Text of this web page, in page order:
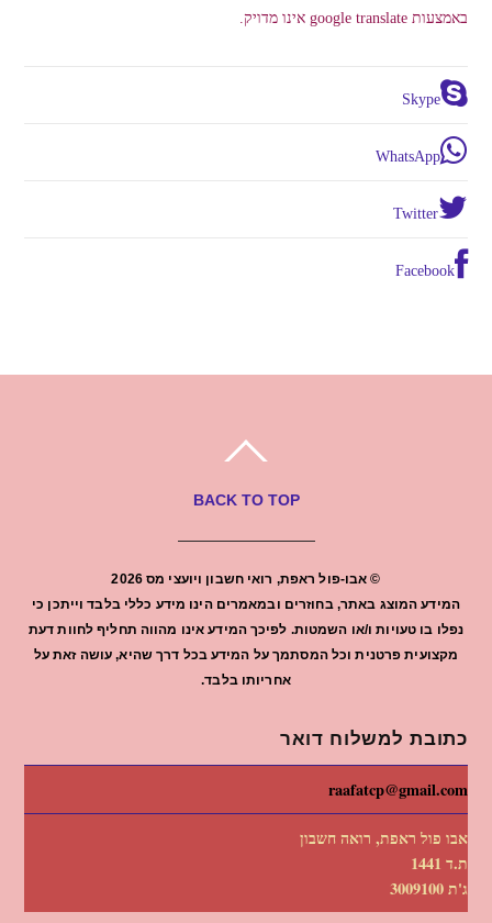
באמצעות google translate אינו מדויק.
Skype
WhatsApp
Twitter
Facebook
BACK TO TOP
© אבו-פול ראפת, רואי חשבון ויועצי מס2026
המידע המוצג באתר, בחוזרים ובמאמרים הינו מידע כללי בלבד וייתכן כי
נפלו בו טעויות ו/או השמטות. לפיכך המידע אינו מהווה תחליף לחוות דעת
מקצועית פרטנית וכל המסתמך על המידע בכל דרך שהיא, עושה זאת על
אחריותו בלבד.
כתובת למשלוח דואר
raafatcp@gmail.com
אבו פול ראפת, רואה חשבון
ת.ד 1441
ג'ת 3009100